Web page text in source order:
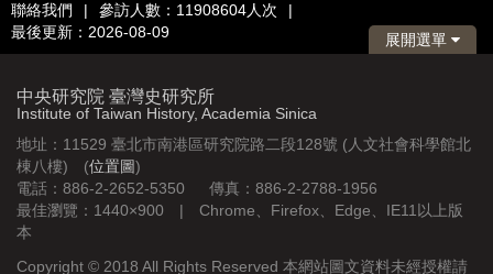
聯絡我們
| 參訪人數：11908604人次
|
最後更新：2026-08-09
展開選單
中央研究院 臺灣史研究所
Institute of Taiwan History, Academia Sinica
地址：11529 臺北市南港區研究院路二段128號 (人文社會科學館北
棟八樓) (位置圖)
電話：886-2-2652-5350 傳真：886-2-2788-1956
最佳瀏覽：1440×900 | Chrome、Firefox、Edge、IE11以上版
本
Copyright © 2018 All Rights Reserved 本網站圖文資料未經授權請